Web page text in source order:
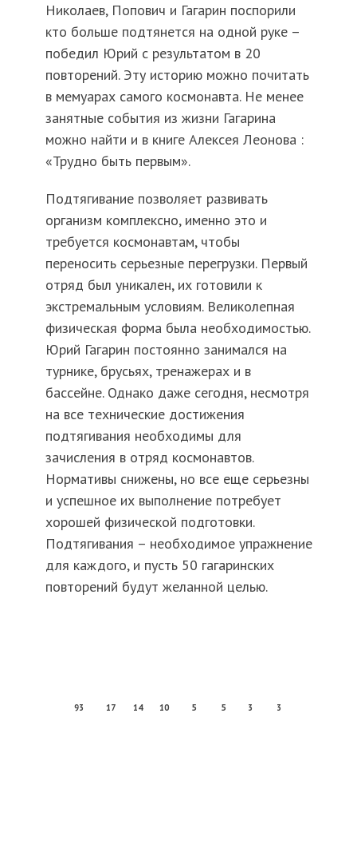
Николаев, Попович и Гагарин поспорили
кто больше подтянется на одной руке –
победил Юрий с результатом в 20
повторений. Эту историю можно почитать
в мемуарах самого космонавта. Не менее
занятные события из жизни Гагарина
можно найти и в книге Алексея Леонова :
«Трудно быть первым».
Подтягивание позволяет развивать
организм комплексно, именно это и
требуется космонавтам, чтобы
переносить серьезные перегрузки. Первый
отряд был уникален, их готовили к
экстремальным условиям. Великолепная
физическая форма была необходимостью.
Юрий Гагарин постоянно занимался на
турнике, брусьях, тренажерах и в
бассейне. Однако даже сегодня, несмотря
на все технические достижения
подтягивания необходимы для
зачисления в отряд космонавтов.
Нормативы снижены, но все еще серьезны
и успешное их выполнение потребует
хорошей физической подготовки.
Подтягивания – необходимое упражнение
для каждого, и пусть 50 гагаринских
повторений будут желанной целью.
93 17 14 10 5 5 3 3